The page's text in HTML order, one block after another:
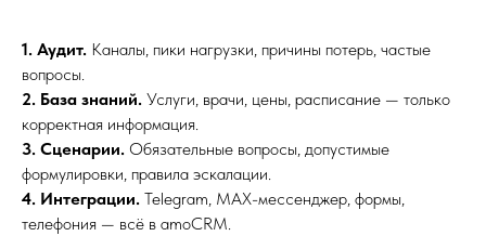
1. Аудит. Каналы, пики нагрузки, причины потерь, частые
вопросы.
2. База знаний. Услуги, врачи, цены, расписание — только
корректная информация.
3. Сценарии. Обязательные вопросы, допустимые
формулировки, правила эскалации.
4. Интеграции. Telegram, MAX-мессенджер, формы,
телефония — всё в amoCRM.